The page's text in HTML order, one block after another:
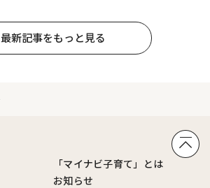
最新記事をもっと見る
「マイナビ子育て」とは
お知らせ